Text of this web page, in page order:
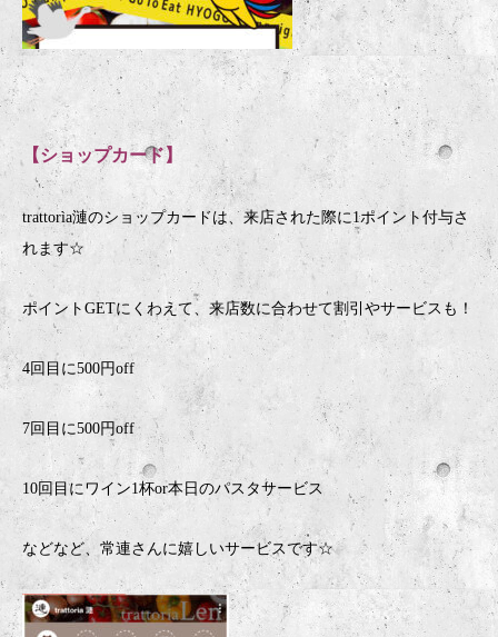
【ショップカード】
trattorìa漣のショップカードは、来店された際に 1ポイント付与さ
れます☆
ポイント GETにくわえて、来店数に合わせて割引やサービスも！
4 回目に500円off
7 回目に500円off
10 回目にワイン1 杯or本日のパスタサービス
などなど、常連さんに嬉しいサービスです☆